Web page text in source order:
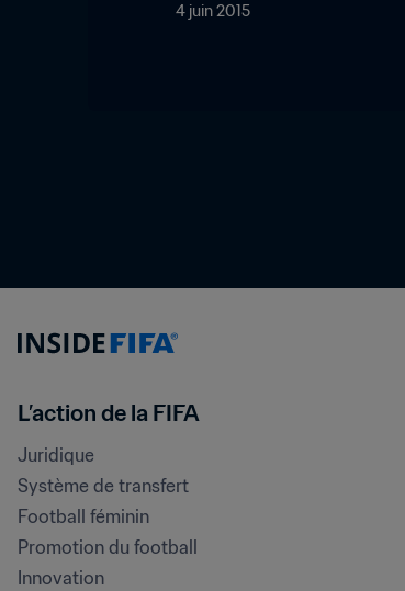
4 juin 2015
L’action de la FIFA
Juridique
Système de transfert
Football féminin
Promotion du football
Innovation